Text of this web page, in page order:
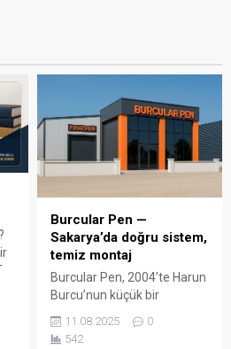
Burcular Pen —
Sakarya’da doğru sistem,
temiz montaj
Burcular Pen, 2004’te Harun
Burcu’nun küçük bir
atölyede attığı adımla
başladı; bugün Serdivan’daki
11.08.2025
0
542